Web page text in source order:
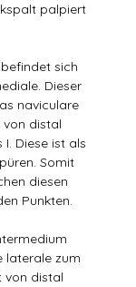
palpiert
sich
Dieser
naviculare
von distal
Diese ist als
Somit
diesen
Punkten.
laterale zum
von distal